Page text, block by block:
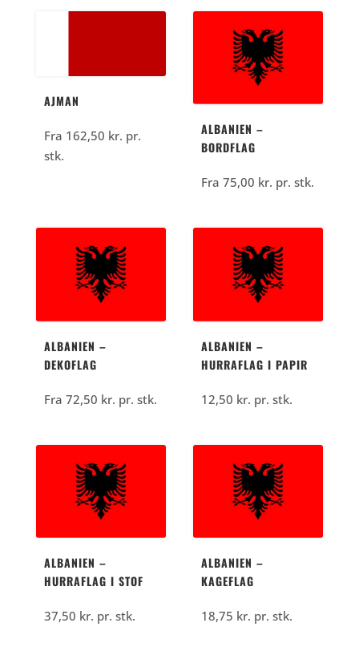
AJMAN
Fra 162,50 kr. pr.
stk.
ALBANIEN –
BORDFLAG
Fra75,00 kr. pr. stk.
ALBANIEN –
DEKOFLAG
Fra 72,50 kr. pr. stk.
ALBANIEN –
HURRAFLAG I PAPIR
12,50 kr. pr. stk.
ALBANIEN –
HURRAFLAG I STOF
37,50 kr. pr. stk.
ALBANIEN –
KAGEFLAG
18,75 kr. pr. stk.